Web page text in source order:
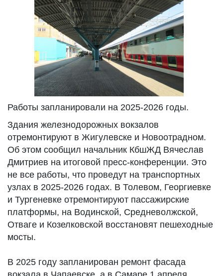
Работы запланировали на 2025-2026 годы.
Здания железнодорожных вокзалов
отремонтируют в Жигулевске и Новоотрадном.
Об этом сообщил начальник КбшЖД Вячеслав
Дмитриев на итоговой пресс-конференции. Это
не все работы, что проведут на транспортных
узлах в 2025-2026 годах. В Толевом, Георгиевке
и Тургеневке отремонтируют пассажирские
платформы, на Водинской, Средневолжской,
Отваге и Козелковской восстановят пешеходные
мосты.
В 2025 году запланирован ремонт фасада